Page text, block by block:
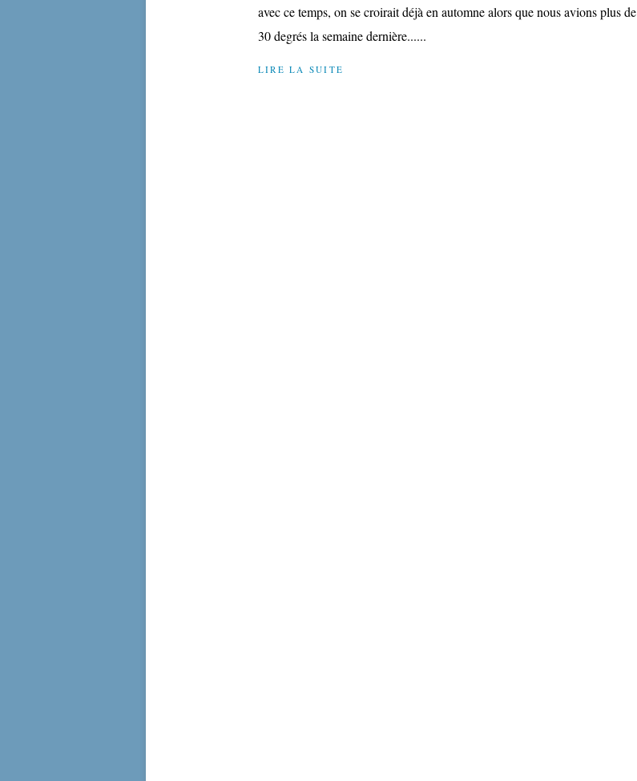
avec ce temps, on se croirait déjà en automne alors que nous avions plus de
30 degrés la semaine dernière......
LIRE LA SUITE